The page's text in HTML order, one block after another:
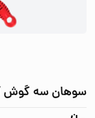
سوهان سه‌ گوش